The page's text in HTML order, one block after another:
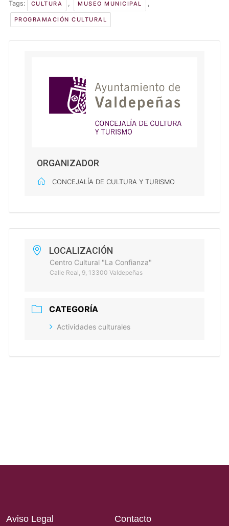
Tags: CULTURA , MUSEO MUNICIPAL ,
PROGRAMACIÓN CULTURAL
ORGANIZADOR
CONCEJALÍA DE CULTURA Y TURISMO
LOCALIZACIÓN
Centro Cultural "La Confianza"
Calle Real, 9, 13300 Valdepeñas
CATEGORÍA
Actividades culturales
Aviso Legal
Contacto